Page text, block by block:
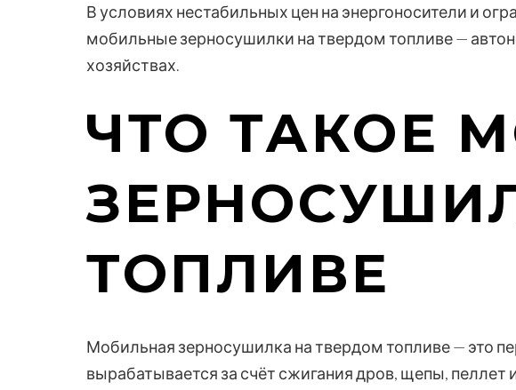
В условиях нестабильных цен на энергоносители и
мобильные зерносушилки на твердом топливе —
хозяйствах.
ЧТО ТАКОЕ
ТОПЛИВЕ
Мобильная зерносушилка на твердом топливе — это
вырабатывается за счёт сжигания дров, щепы,